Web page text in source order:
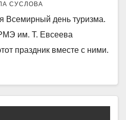
СУСЛОВА
Всемирный день туризма.
им. Т. Евсеева
праздник вместе с ними.